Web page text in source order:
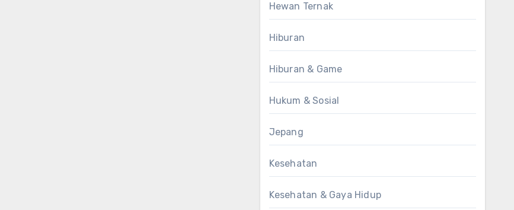
Hewan Ternak
Hiburan
Hiburan & Game
Hukum & Sosial
Jepang
Kesehatan
Kesehatan & Gaya Hidup